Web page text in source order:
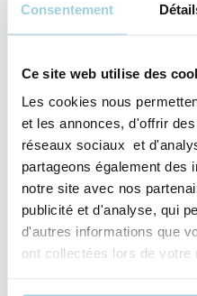
Consentement
Ce site web utilise des
Les cookies nous
et les annonces, d'offrir
réseaux sociaux et
partageons également des
notre site avec nos
publicité et d'analyse, qui
d'autres informations que
ont collectées lors de
J’accepte
contenu
évènements